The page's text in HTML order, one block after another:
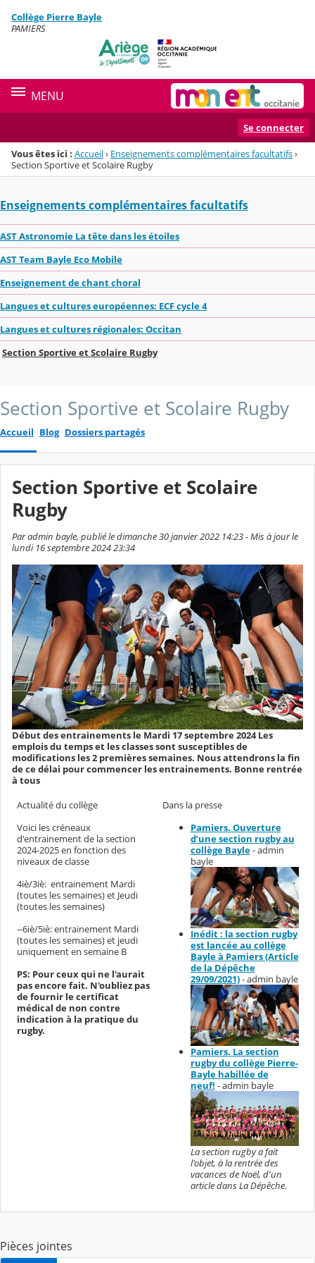
Menu de la rubrique
Contenu
Collège Pierre Bayle
PAMIERS
MENU
Se connecter
Vous êtes ici : Accueil› Enseignements complémentaires facultatifs›
Section Sportive et Scolaire Rugby
Enseignements complémentaires facultatifs
AST Astronomie La tête dans les étoiles
AST Team Bayle Eco Mobile
Enseignement de chant choral
Langues et cultures européennes: ECF cycle 4
Langues et cultures régionales: Occitan
Section Sportive et Scolaire Rugby
Section Sportive et Scolaire Rugby
Accueil Blog Dossiers partagés
Section Sportive et Scolaire
Rugby
Par admin bayle, publié le dimanche 30 janvier 2022 14:23 - Mis à jour le
lundi 16 septembre 2024 23:34
Début des entrainements le Mardi 17 septembre 2024 Les
emplois du temps et les classes sont susceptibles de
modifications les 2 premières semaines. Nous attendrons la fin
de ce délai pour commencer les entrainements. Bonne rentrée
à tous
Actualité du collège
Voici les créneaux
d'entrainement de la section
2024-2025 en fonction des
niveaux de classe
4iè/3iè: entrainement Mardi
(toutes les semaines) et Jeudi
(toutes les semaines)
--6iè/5iè: entrainement Mardi
(toutes les semaines) et jeudi
uniquement en semaine B
PS: Pour ceux qui ne l'aurait
pas encore fait. N'oubliez pas
de fournir le certificat
médical de non contre
indication à la pratique du
rugby.
Dans la presse
Pamiers. Ouverture
d’une section rugby au
collège Bayle- admin
bayle
Inédit : la section rugby
est lancée au collège
Bayle à Pamiers (Article
de la Dépêche
29/09/2021)- admin bayle
Pamiers. La section
rugby du collège Pierre-
Bayle habillée de
neuf! - admin bayle
La section rugby a fait
l'objet, à la rentrée des
vacances de Noël, d'un
article dans La Dépêche.
Pièces jointes